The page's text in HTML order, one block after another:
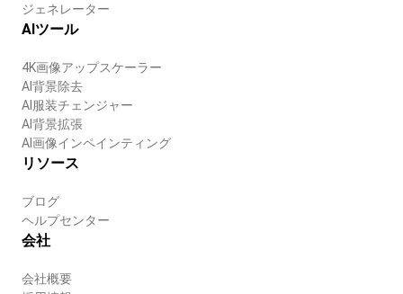
ジェネレーター
AIツール
4K画像アップスケーラー
AI背景除去
AI服装チェンジャー
AI背景拡張
AI画像インペインティング
リソース
ブログ
ヘルプセンター
会社
会社概要